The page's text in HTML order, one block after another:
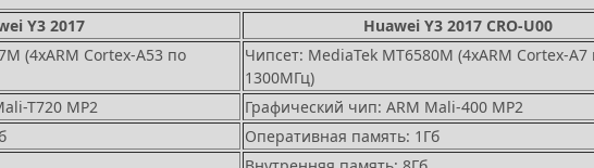
Y3 2017
Huawei Y3 2017 CRO-U00
(4xARM Cortex-A53 по
Чипсет: MediaTek MT6580M (4xARM Cortex-A7
1300МГц)
T720 MP2
Графический чип: ARM Mali-400 MP2
Оперативная память: 1Гб